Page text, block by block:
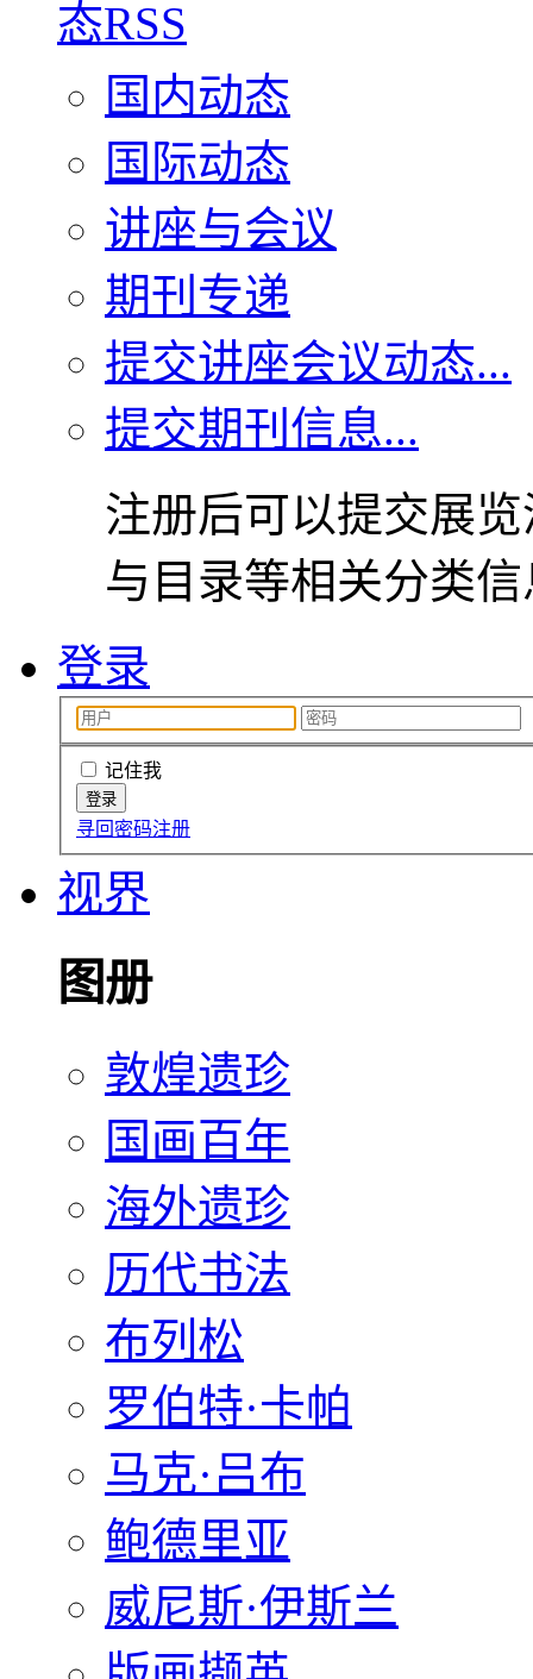
国内动态
国际动态
讲座与会议
期刊专递
提交讲座会议动态...
提交期刊信息...
注册后可以提交展
与目录等相关分类
登录
记住我
寻回密码注册
视界
图册
敦煌遗珍
国画百年
海外遗珍
历代书法
布列松
罗伯特·卡帕
马克·吕布
鲍德里亚
威尼斯·伊斯兰